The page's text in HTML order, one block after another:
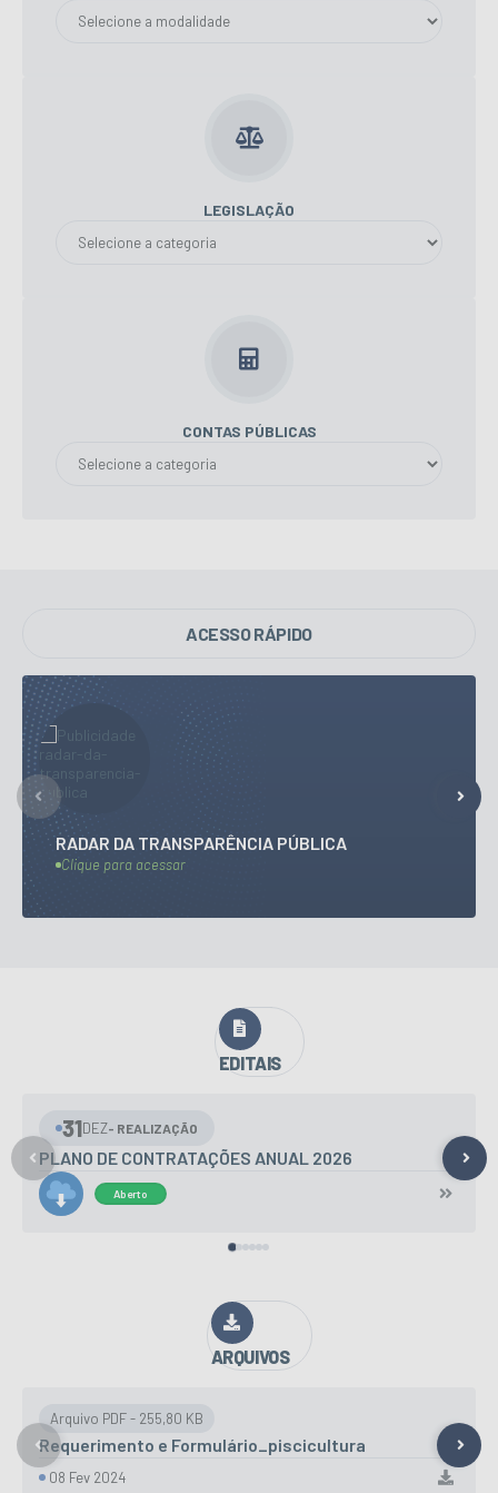
LEGISLAÇÃO
CONTAS PÚBLICAS
ACESSO RÁPIDO
RADAR DA TRANSPARÊNCIA PÚBLICA
Clique para acessar
EDITAIS
VER MAIS
Concorrência Eletrônica 011/2026
Aberto
26AGO
ARQUIVOS
VER MAIS
Requerimento e Formulário_piscicultura
08 Fev 2024
PDF 255,80 KB